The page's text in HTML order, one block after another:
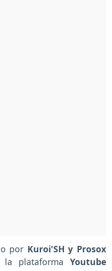
por Kuroi'SH y Prosox
la plataforma Youtube